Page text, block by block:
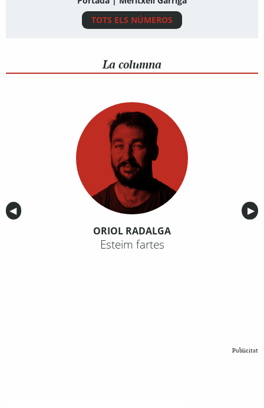
TOTS ELS NÚMEROS
La columna
Anterior
◀︎ ▶︎
ORIOL RADALGA
Esteim fartes
Publicitat